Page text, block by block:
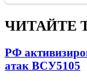
ЧИТАЙТЕ
РФ
атак ВСУ5105